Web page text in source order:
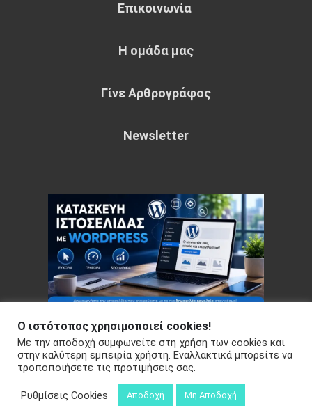
Επικοινωνία
Η ομάδα μας
Γίνε Αρθρογράφος
Newsletter
Copyright © 2026 Your e-articles - WordPress Theme : by
Sparkle Themes Πολιτική Απορρήτου
Ο ιστότοπος χρησιμοποιεί cookies!
Με την αποδοχή συμφωνείτε στη χρήση των cookies και
στην καλύτερη εμπειρία χρήστη. Εναλλακτικά μπορείτε να
τροποποιήσετε τις προτιμήσεις σας.
Ρυθμίσεις Cookies Αποδοχή Μη Αποδοχή